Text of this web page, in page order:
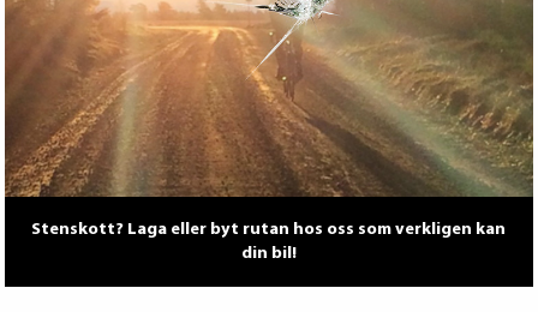
Stenskott? Laga eller byt rutan hos oss som verkligen kan
din bil!